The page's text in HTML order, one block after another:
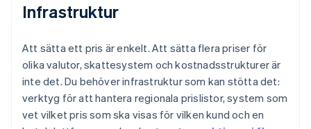
Infrastruktur
Att sätta ett pris är enkelt. Att sätta flera priser för
olika valutor, skattesystem och kostnadsstrukturer är
inte det. Du behöver infrastruktur som kan stötta det:
verktyg för att hantera regionala prislistor, system som
vet vilket pris som ska visas för vilken kund och en